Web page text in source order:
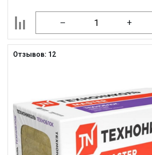
– +
Отзывов: 12